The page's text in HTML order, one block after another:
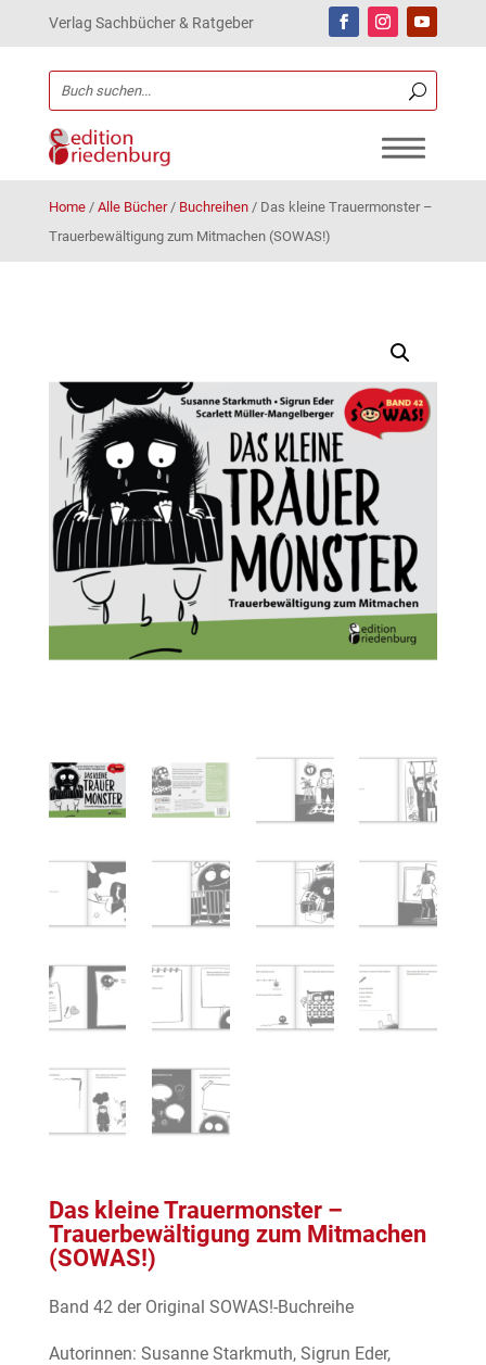
Verlag Sachbücher & Ratgeber
Home/ Alle Bücher/ Buchreihen/ Das kleine Trauermonster –
Trauerbewältigung zum Mitmachen (SOWAS!)
Das kleine Trauermonster –
Trauerbewältigung zum Mitmachen
(SOWAS!)
Band 42 der Original SOWAS!-Buchreihe
Autorinnen: Susanne Starkmuth, Sigrun Eder,